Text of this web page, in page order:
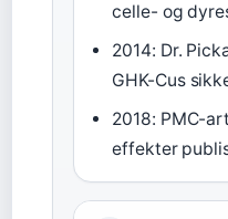
celle- og
2014: Dr.
GHK-Cus
2018: PMC-
effekter